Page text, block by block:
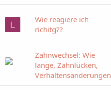
L
Wie reagiere ich
richitg??
Zahnwechsel: Wie
lange, Zahnlücken,
Verhaltensänderungen